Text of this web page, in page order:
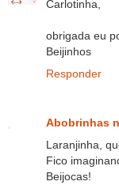
Carlotinha,
obrigada eu
Beijinhos
Responder
Abobrinhas
Laranjinha,
Fico
Beijocas!